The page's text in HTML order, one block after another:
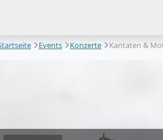
Events Konzerte Kantaten &